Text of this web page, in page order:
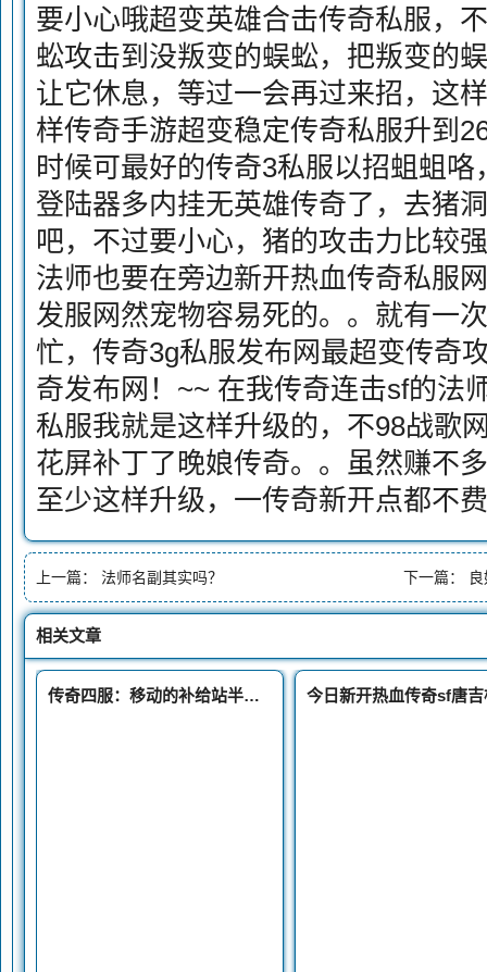
要小心哦超变英雄合击传奇私服，
蚣攻击到没叛变的蜈蚣，把叛变的
让它休息，等过一会再过来招，这
样传奇手游超变稳定传奇私服升到
时候可最好的传奇3私服以招蛆蛆
登陆器多内挂无英雄传奇了，去猪
吧，不过要小心，猪的攻击力比较
法师也要在旁边新开热血传奇私服
发服网然宠物容易死的。。就有一
忙，传奇3g私服发布网最超变传奇
奇发布网！~~ 在我传奇连击sf的法
私服我就是这样升级的，不98战歌
花屏补丁了晚娘传奇。。虽然赚不
至少这样升级，一传奇新开点都不
上一篇： 法师名副其实吗？ 下一篇：
相关文章
传奇四服：移动的补给站半兽勇士